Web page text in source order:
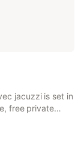
jacuzzi is set in
free private
and is